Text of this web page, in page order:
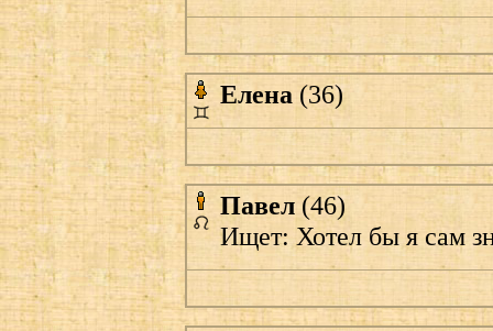
Елена (36)
Павел (46)
Ищет: Хотел бы я сам